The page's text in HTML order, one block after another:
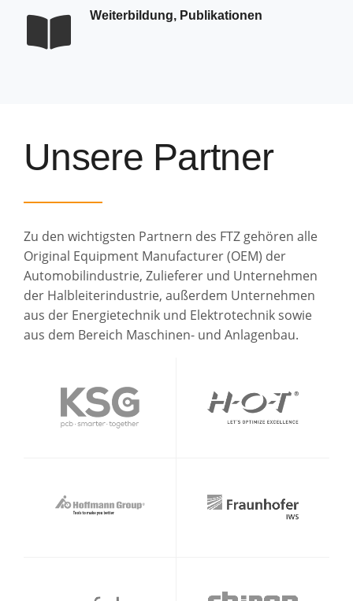
Weiterbildung, Publikationen
Unsere Partner
Zu den wichtigsten Partnern des FTZ gehören alle
Original Equipment Manufacturer (OEM) der
Automobilindustrie, Zulieferer und Unternehmen
der Halbleiterindustrie, außerdem Unternehmen
aus der Energietechnik und Elektrotechnik sowie
aus dem Bereich Maschinen- und Anlagenbau.